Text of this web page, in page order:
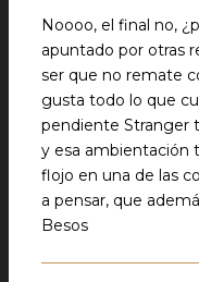
Noooo, el final no,
apuntado por otras
ser que no remate
gusta todo lo que
pendiente Stranger
y esa ambientación
flojo en una de las
a pensar, que
Besos